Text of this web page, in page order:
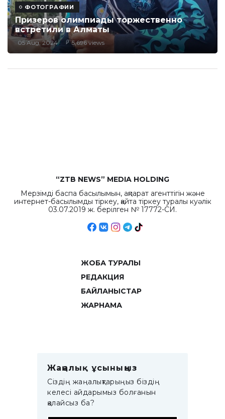
ФОТОГРАФИИ
Призеров олимпиады торжественно
встретили в Алматы
05 Aug, 2024 5,696 views
“ZTB NEWS” MEDIA HOLDING
Мерзімді баспа басылымын, ақпарат агенттігін және
интернет-басылымды тіркеу, қайта тіркеу туралы куәлік
03.07.2019 ж. берілген № 17772-СИ.
ЖОБА ТУРАЛЫ
РЕДАКЦИЯ
БАЙЛАНЫСТАР
ЖАРНАМА
Жаңалық ұсыныңыз
Сіздің жаңалықтарыңыз біздің
келесі айдарымыз болғанын
қалайсыз ба?